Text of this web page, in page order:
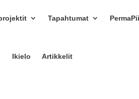
Tapahtumat
Ikielo Artikkelit